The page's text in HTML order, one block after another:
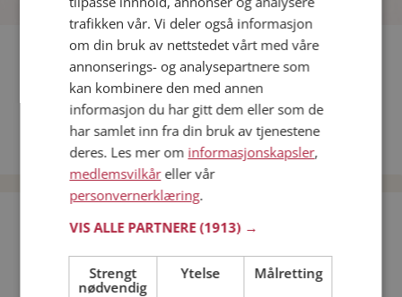
Fler single
Date menn i Norge
Date kvinner i Norge
Bli medlem gratis!
Jeg er en: Mann Kvinne
trafikken vår. Vi deler også informasjon
om din bruk av nettstedet vårt med våre
annonserings- og analysepartnere som
kan kombinere den med annen
informasjon du har gitt dem eller som de
har samlet inn fra din bruk av tjenestene
deres. Les mer om informasjonskapsler,
medlemsvilkåreller vår
personvernerklæring.
VIS ALLE PARTNERE(1913) →
Strengt
nødvendig
Ytelse Målretting